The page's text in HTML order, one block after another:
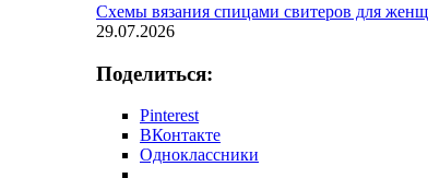
Схемы вязания спицами свитеров для
29.07.2026
Поделиться:
Pinterest
ВКонтакте
Одноклассники